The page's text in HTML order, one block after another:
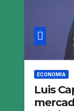
ECONOMIA
Luis